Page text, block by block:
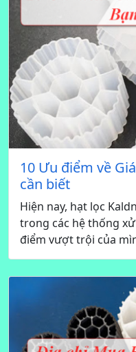
10 Ưu điểm về
cần biết
Hiện nay, hạt lọc
trong các hệ thống
điểm vượt trội của